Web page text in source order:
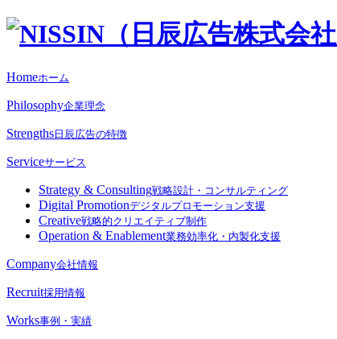
Homeホーム
Philosophy企業理念
Strengths 日辰広告の特徴
Serviceサービス
Strategy & Consulting戦略設計・コンサルティング
Digital Promotionデジタルプロモーション支援
Creative戦略的クリエイティブ制作
Operation & Enablement業務効率化・内製化支援
Company会社情報
Recruit採用情報
Works事例・実績